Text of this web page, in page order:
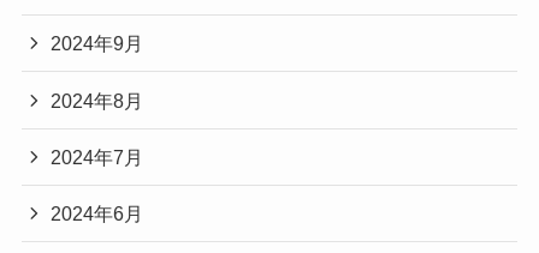
2024年9月
2024年8月
2024年7月
2024年6月